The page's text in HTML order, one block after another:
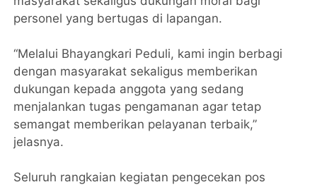
personel yang bertugas di lapangan.
“Melalui Bhayangkari Peduli, kami ingin berbagi
dengan masyarakat sekaligus memberikan
dukungan kepada anggota yang sedang
menjalankan tugas pengamanan agar tetap
semangat memberikan pelayanan terbaik,”
jelasnya.
Seluruh rangkaian kegiatan pengecekan pos